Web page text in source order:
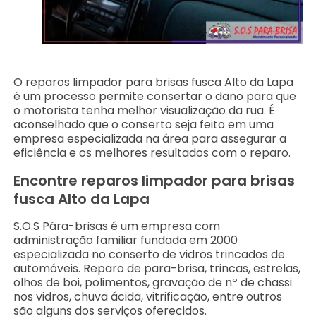
O reparos limpador para brisas fusca Alto da Lapa
é um processo permite consertar o dano para que
o motorista tenha melhor visualização da rua. É
aconselhado que o conserto seja feito em uma
empresa especializada na área para assegurar a
eficiência e os melhores resultados com o reparo.
Encontre reparos limpador para brisas
fusca Alto da Lapa
S.O.S Pára-brisas é um empresa com
administração familiar fundada em 2000
especializada no conserto de vidros trincados de
automóveis. Reparo de para-brisa, trincas, estrelas,
olhos de boi, polimentos, gravação de nº de chassi
nos vidros, chuva ácida, vitrificação, entre outros
são alguns dos serviços oferecidos.